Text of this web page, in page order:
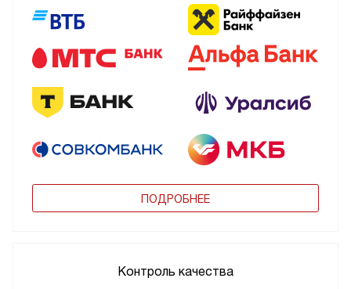
ПОДРОБНЕЕ
Контроль качества